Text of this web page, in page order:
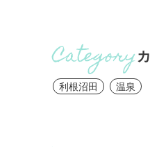
利根沼田 温泉